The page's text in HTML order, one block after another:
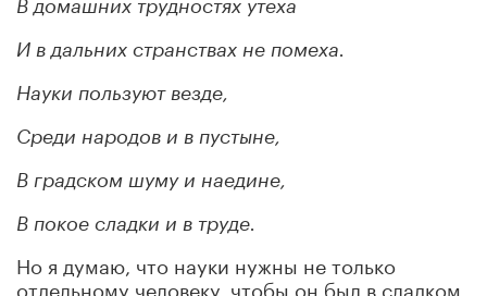
В домашних трудностях утеха
И в дальних странствах не помеха.
Науки пользуют везде,
Среди народов и в пустыне,
В градском шуму и наедине,
В покое сладки и в труде.
Но я думаю, что науки нужны не только
отдельному человеку, чтобы он был в сладком